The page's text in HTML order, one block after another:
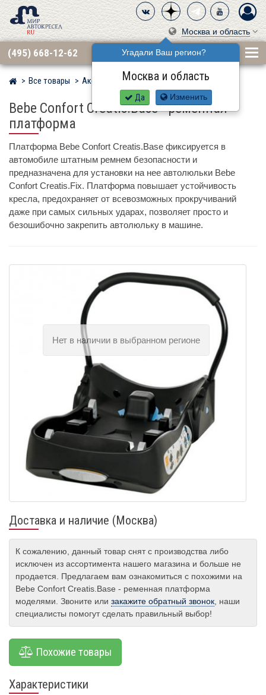
Москва и область
Угадали Ваш регион?
Москва и область
Да Изменить
(495) 668-12-62
Мир детских автокресел
Все товары Аксессуары Базы Isofix
Bebe Confort Creatis.Base - ременная
платформа
Платформа Bebe Confort Creatis.Base фиксируется в
автомобиле штатным ремнем безопасности и
предназначена для установки на нее автолюльки Bebe
Confort Creatis.Fix. Платформа повышает устойчивость
кресла, предохраняет от всевозможных прокручиваний
даже при самых сильных ударах, позволяет просто и
безошибочно закрепить автолюльку в машине.
Доставка и наличие (Москва)
К сожалению, данный товар снят с производства либо
исключен из ассортимента нашего магазина и больше не
продается. Предлагаем вам ознакомиться с похожими на
Bebe Confort Creatis.Base - ременная платформа
моделями. Звоните или закажите обратный звонок, наши
специалисты помогут сделать правильный выбор!
Похожие товары
Характеристики